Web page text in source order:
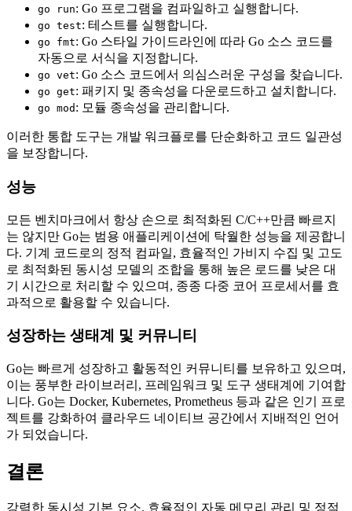
go run: Go 프로그램을 컴파일하고 실행합니다.
go test: 테스트를 실행합니다.
go fmt: Go 스타일 가이드라인에 따라 Go 소스 코드를
자동으로 서식을 지정합니다.
go vet: Go 소스 코드에서 의심스러운 구성을 찾습니다.
go get: 패키지 및 종속성을 다운로드하고 설치합니다.
go mod : 모듈 종속성을 관리합니다.
이러한 통합 도구는 개발 워크플로를 단순화하고 코드 일관성
을 보장합니다.
성능
모든 벤치마크에서 항상 손으로 최적화된 C/C++만큼 빠르지
는 않지만 Go는 범용 애플리케이션에 탁월한 성능을 제공합니
다. 기계 코드로의 정적 컴파일, 효율적인 가비지 수집 및 고도
로 최적화된 동시성 모델의 조합을 통해 높은 로드를 낮은 대
기 시간으로 처리할 수 있으며, 종종 다중 코어 프로세서를 효
과적으로 활용할 수 있습니다.
성장하는 생태계 및 커뮤니티
Go는 빠르게 성장하고 활동적인 커뮤니티를 보유하고 있으며,
이는 풍부한 라이브러리, 프레임워크 및 도구 생태계에 기여합
니다. Go는 Docker, Kubernetes, Prometheus 등과 같은 인기 프로
젝트를 강화하여 클라우드 네이티브 공간에서 지배적인 언어
가 되었습니다.
결론
강력한 동시성 기본 요소, 효율적인 자동 메모리 관리 및 정적